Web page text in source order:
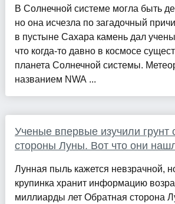
В Солнечной системе могла быть
но она исчезла по загадочный
в пустыне Сахара камень дал
что когда-то давно в космосе
планета Солнечной системы.
названием NWA ...
Ученые впервые изучили грунт
стороны Луны. Вот что они
Лунная пыль кажется невзрачной,
крупинка хранит информацию
миллиарды лет Обратная сторона